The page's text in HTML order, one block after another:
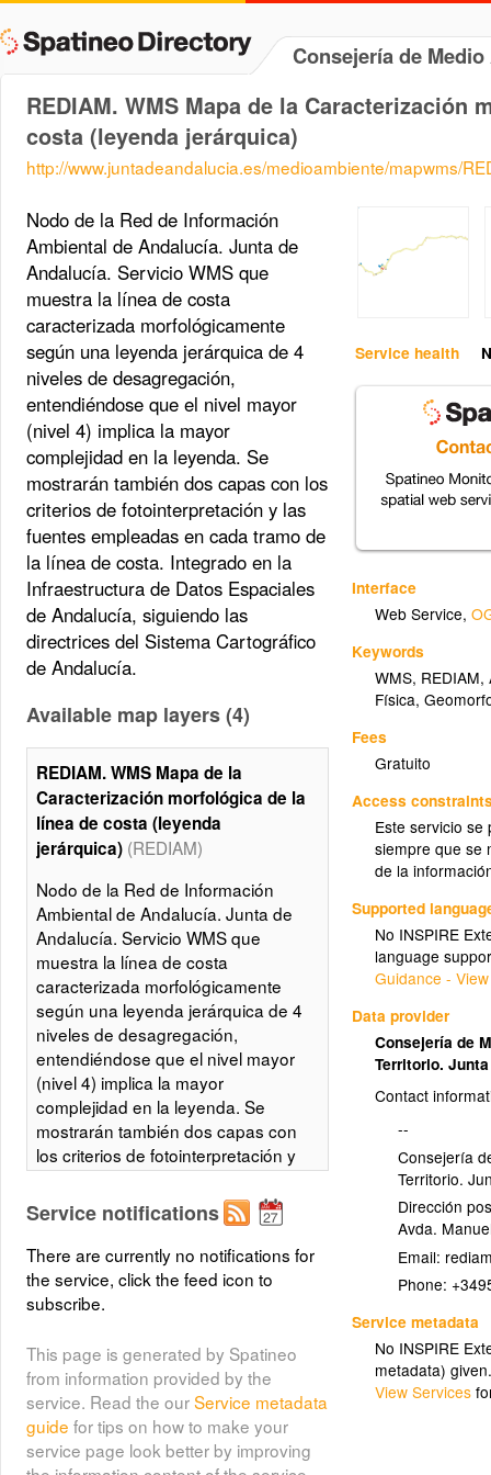
Consejería de
REDIAM. WMS Mapa de la Caracterización
costa (leyenda jerárquica)
http://www.juntadeandalucia.es/medioambiente/mapwms/
Service health
Interface
Web Service,
Keywords
WMS, REDIAM,
Física,
Fees
Gratuito
Access
Este servicio
siempre que se
de la
Supported
No INSPIRE
language
Guidance -
Data provider
Consejería de
Territorio.
Contact
--
Consejería
Territorio.
Dirección
Avda.
Email:
Phone:
Service metadata
No INSPIRE
metadata)
View Services
Nodo de la Red de Información
Ambiental de Andalucía. Junta de
Andalucía. Servicio WMS que
muestra la línea de costa
caracterizada morfológicamente
según una leyenda jerárquica de 4
niveles de desagregación,
entendiéndose que el nivel mayor
(nivel 4) implica la mayor
complejidad en la leyenda. Se
mostrarán también dos capas con los
criterios de fotointerpretación y las
fuentes empleadas en cada tramo de
la línea de costa. Integrado en la
Infraestructura de Datos Espaciales
de Andalucía, siguiendo las
directrices del Sistema Cartográfico
de Andalucía.
Available map layers (4)
REDIAM. WMS Mapa de la
Caracterización morfológica de la
línea de costa (leyenda
jerárquica) (REDIAM)
Nodo de la Red de Información
Ambiental de Andalucía. Junta de
Andalucía. Servicio WMS que
muestra la línea de costa
caracterizada morfológicamente
según una leyenda jerárquica de 4
niveles de desagregación,
entendiéndose que el nivel mayor
(nivel 4) implica la mayor
complejidad en la leyenda. Se
mostrarán también dos capas con
los criterios de fotointerpretación y
las fuentes empleadas en cada
tramo de la línea de costa.
Integrado en la Infraestructura de
Datos Espaciales de Andalucía,
siguiendo las directrices del
Sistema Cartográfico de Andalucía.
Línea de costa: Leyenda
jerárquica (Nivel 1)
(linea_costa_nivel_1)
Trazado de la línea de costa
Service notifications
There are currently no notifications for
the service, click the feed icon to
subscribe.
This page is generated by Spatineo
from information provided by the
service. Read the ourService metadata
guide for tips on how to make your
service page look better by improving